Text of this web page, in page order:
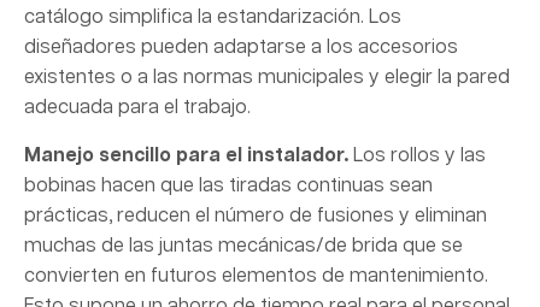
catálogo simplifica la estandarización. Los
diseñadores pueden adaptarse a los accesorios
existentes o a las normas municipales y elegir la pared
adecuada para el trabajo.
Manejo sencillo para el instalador. Los rollos y las
bobinas hacen que las tiradas continuas sean
prácticas, reducen el número de fusiones y eliminan
muchas de las juntas mecánicas/de brida que se
convierten en futuros elementos de mantenimiento.